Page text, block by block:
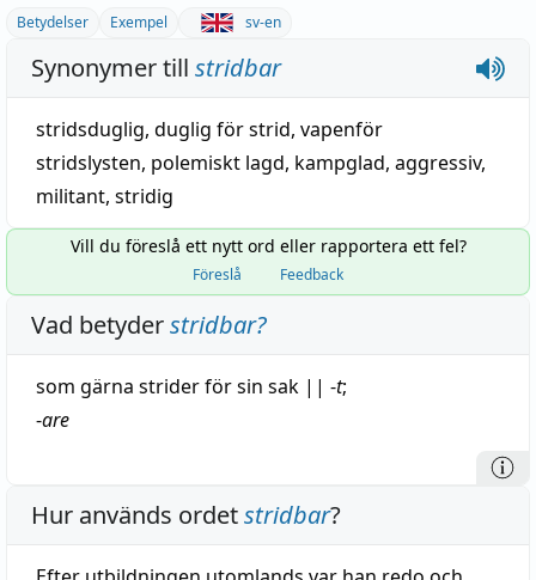
Betydelser Exempel sv-en
Synonymer till stridbar
stridsduglig, duglig för strid, vapenför
stridslysten, polemiskt lagd, kampglad, aggressiv,
militant, stridig
Vill du föreslå ett nytt ord eller rapportera ett fel?
Föreslå Feedback
Vad betyderstridbar?
som gärna strider för sin sak || -t;
-are
Hur används ordetstridbar?